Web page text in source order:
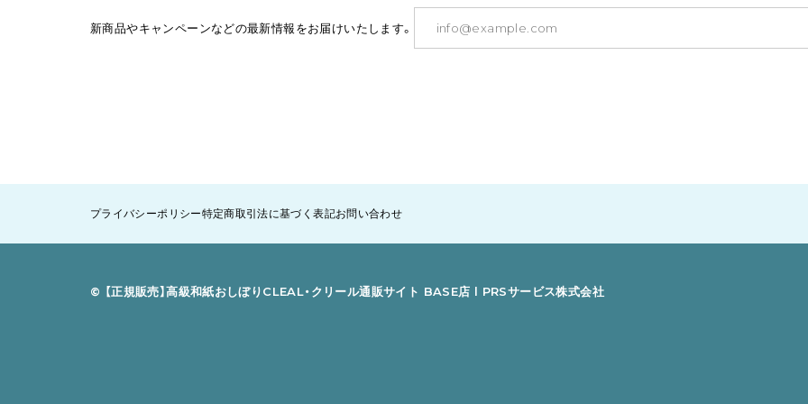
新商品やキャンペーンなどの最新情報をお届けいたします。
プライバシーポリシー特定商取引法に基づく表記お問い合わせ
©︎ 【正規販売】高級和紙おしぼりCLEAL・クリール通販サイト BASE店 l PRSサービス株式会社